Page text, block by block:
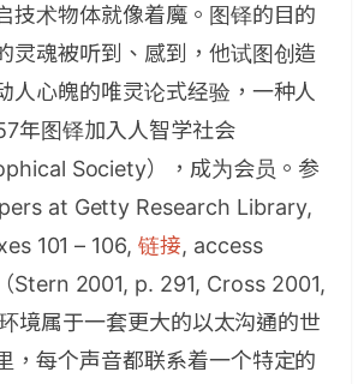
技术物体就像着魔。图铎的目的
灵魂被听到、感到，他试图创造
人心魄的唯灵论式经验，一种人
年图铎加入人智学社会
Society），成为会员。参
at Getty Research Library,
101 – 106,链接, access
（Stern 2001, p. 291, Cross 2001,
境属于一套更大的以太沟通的世
，每个声音都联系着一个特定的